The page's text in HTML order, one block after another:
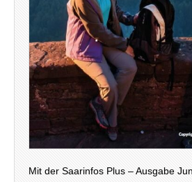
Mit der Saarinfos Plus – Ausgabe